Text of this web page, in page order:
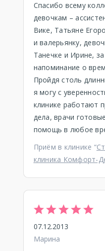
Спасибо всему
девочкам –
Вике, Татьяне
и валерьянку,
Танечке и Ирине,
напоминание о
Пройдя столь
я могу с
клинике работают
дела, врачи
помощь в любое
Приём в клинике “
клиника Комфорт-
07.12.2013
Марина